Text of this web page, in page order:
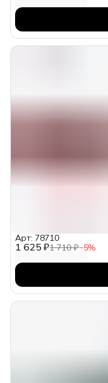
1 625 ₽1 710 ₽−5%
Арт: 78710